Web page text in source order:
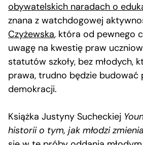
obywatelskich naradach o
znana z watchdogowej
Czyżewska, która od pewnego
uwagę na kwestię praw
statutów szkoły, bez młodych,
prawa, trudno będzie budować
demokracji.
Książka Justyny Sucheckiej
historii o tym, jak młodzi